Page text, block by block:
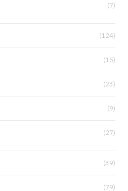
(7)
(124)
(15)
(23)
(9)
(27)
(39)
(79)